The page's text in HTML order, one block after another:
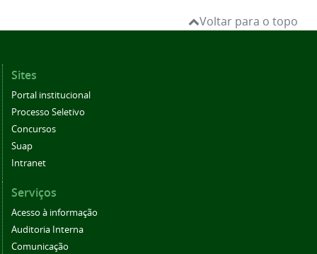
Voltar para o topo
Sites
Portal institucional
Processo Seletivo
Concursos
Suap
Intranet
Serviços
Acesso à informação
Auditoria Interna
Comunicação